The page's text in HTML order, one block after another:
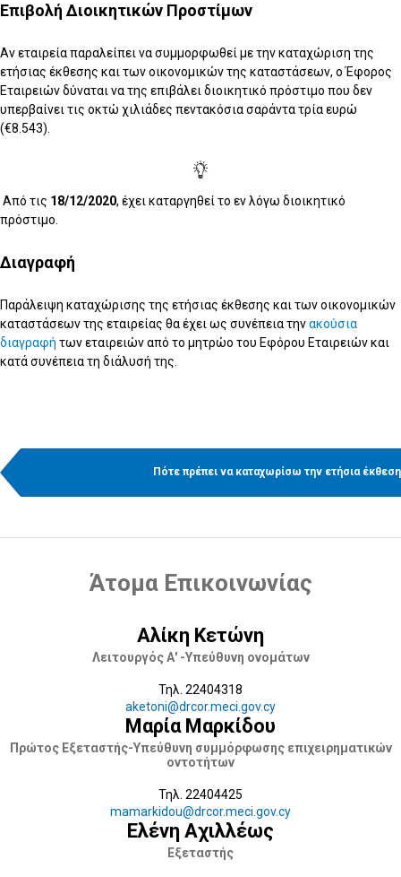
Επιβολή Διοικητικών Προστίμων
Αν εταιρεία παραλείπει να συμμορφωθεί με την καταχώριση της
ετήσιας έκθεσης και των οικονομικών της καταστάσεων, ο Έφορος
Εταιρειών δύναται να της επιβάλει διοικητικό πρόστιμο που δεν
υπερβαίνει τις οκτώ χιλιάδες πεντακόσια σαράντα τρία ευρώ
(€8.543).
Από τις 18/12/2020, έχει καταργηθεί το εν λόγω διοικητικό
πρόστιμο.
Διαγραφή
Παράλειψη καταχώρισης της ετήσιας έκθεσης και των οικονομικών
καταστάσεων της εταιρείας θα έχει ως συνέπεια τηνακούσια
διαγραφή των εταιρειών από το μητρώο του Εφόρου Εταιρειών και
κατά συνέπεια τη διάλυσή της.
Πότε πρέπει να καταχωρίσω την ετήσια έκθεση
Άτομα Επικοινωνίας
Αλίκη Κετώνη
Λειτουργός Α' -Υπεύθυνη ονομάτων
Τηλ. 22404318
aketoni@drcor.meci.gov.cy
Μαρία Μαρκίδου
Πρώτος Εξεταστής-Υπεύθυνη συμμόρφωσης επιχειρηματικών
οντοτήτων
Τηλ. 22404425
mamarkidou@drcor.meci.gov.cy
Ελένη Αχιλλέως
Εξεταστής